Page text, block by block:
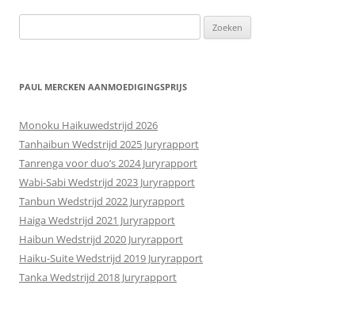
naar:
PAUL MERCKEN AANMOEDIGINGSPRIJS
Monoku Haikuwedstrijd 2026
Tanhaibun Wedstrijd 2025 Juryrapport
Tanrenga voor duo’s 2024 Juryrapport
Wabi-Sabi Wedstrijd 2023 Juryrapport
Tanbun Wedstrijd 2022 Juryrapport
Haiga Wedstrijd 2021 Juryrapport
Haibun Wedstrijd 2020 Juryrapport
Haiku-Suite Wedstrijd 2019 Juryrapport
Tanka Wedstrijd 2018 Juryrapport